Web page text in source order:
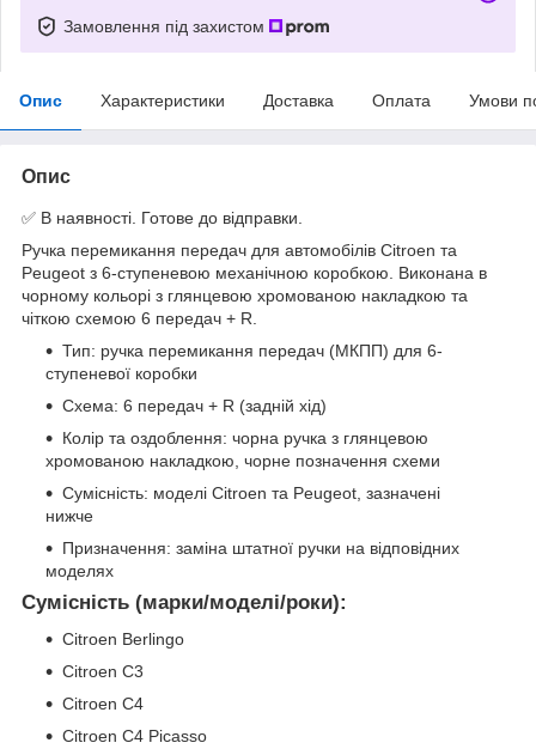
Замовлення під захистом
Опис Характеристики Доставка Оплата Умови
Опис
✅ В наявності. Готове до відправки.
Ручка перемикання передач для автомобілів Citroen та
Peugeot з 6-ступеневою механічною коробкою. Виконана в
чорному кольорі з глянцевою хромованою накладкою та
чіткою схемою 6 передач + R.
Тип: ручка перемикання передач (МКПП) для 6-
ступеневої коробки
Схема: 6 передач + R (задній хід)
Колір та оздоблення: чорна ручка з глянцевою
хромованою накладкою, чорне позначення схеми
Сумісність: моделі Citroen та Peugeot, зазначені
нижче
Призначення: заміна штатної ручки на відповідних
моделях
Сумісність (марки/моделі/роки):
Citroen Berlingo
Citroen C3
Citroen C4
Citroen C4 Picasso